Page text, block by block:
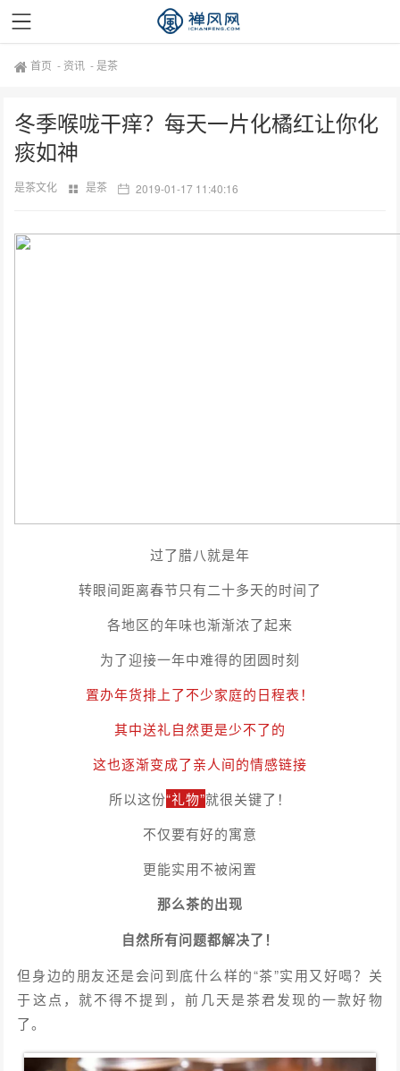
首页 - 资讯 -是茶
冬季喉咙干痒？每天一片化橘红让你化
痰如神
是茶文化 是茶 2019-01-17 11:40:16
过了腊八就是年
转眼间距离春节只有二十多天的时间了
各地区的年味也渐渐浓了起来
为了迎接一年中难得的团圆时刻
置办年货排上了不少家庭的日程表！
其中送礼自然更是少不了的
这也逐渐变成了亲人间的情感链接
所以这份“礼物”就很关键了！
不仅要有好的寓意
更能实用不被闲置
那么茶的出现
自然所有问题都解决了！
但身边的朋友还是会问到底什么样的“茶”实用又好喝？关
于这点，就不得不提到，前几天是茶君发现的一款好物
了。